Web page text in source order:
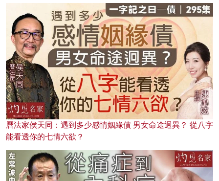
曆法家侯天同：遇到多少感情姻緣債 男女命途迥異？ 從八字
能看透你的七情六欲？